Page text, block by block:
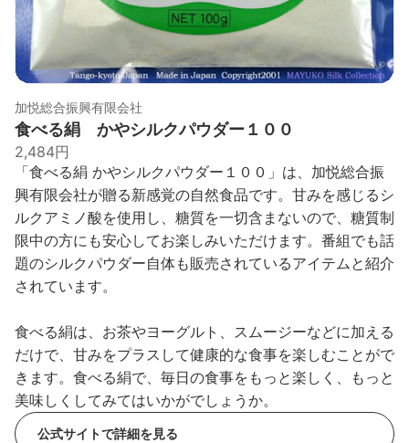
出典： tshop.r10s.jp
加悦総合振興有限会社
食べる絹 かやシルクパウダー１００
2,484円
「食べる絹 かやシルクパウダー１００」は、加悦総合振
興有限会社が贈る新感覚の自然食品です。甘みを感じるシ
ルクアミノ酸を使用し、糖質を一切含まないので、糖質制
限中の方にも安心してお楽しみいただけます。番組でも話
題のシルクパウダー自体も販売されているアイテムと紹介
されています。
食べる絹は、お茶やヨーグルト、スムージーなどに加える
だけで、甘みをプラスして健康的な食事を楽しむことがで
きます。食べる絹で、毎日の食事をもっと楽しく、もっと
美味しくしてみてはいかがでしょうか。
公式サイトで詳細を見る